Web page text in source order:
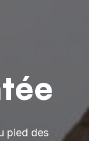
pied des